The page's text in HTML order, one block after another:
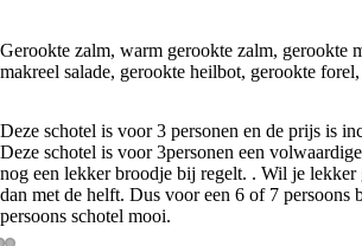
Gerookte zalm, warm gerookte zalm, gerookte
makreel salade, gerookte heilbot, gerookte
Deze schotel is voor 3 personen en de prijs is
Deze schotel is voor 3personen een
nog een lekker broodje bij regelt. . Wil je lekker
dan met de helft. Dus voor een 6 of 7 persoons
persoons schotel mooi.